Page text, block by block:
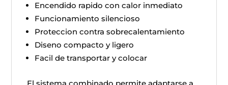
Encendido rapido con calor inmediato
Funcionamiento silencioso
Proteccion contra sobrecalentamiento
Diseno compacto y ligero
Facil de transportar y colocar